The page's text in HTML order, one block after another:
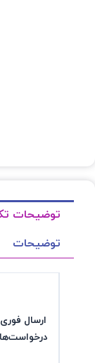
توضیحات
توضیحات
ارسال فوری
درخواست‌ها